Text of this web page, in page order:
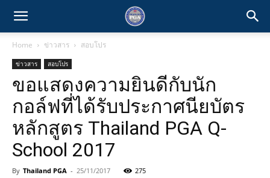
Home ข่าวสาร สอบโปร
ข่าวสาร สอบโปร
ขอแสดงความยินดีกับนัก
กอล์ฟที่ได้รับประกาศนียบัตร
หลักสูตร Thailand PGA Q-
School 2017
By Thailand PGA - 25/11/2017 275